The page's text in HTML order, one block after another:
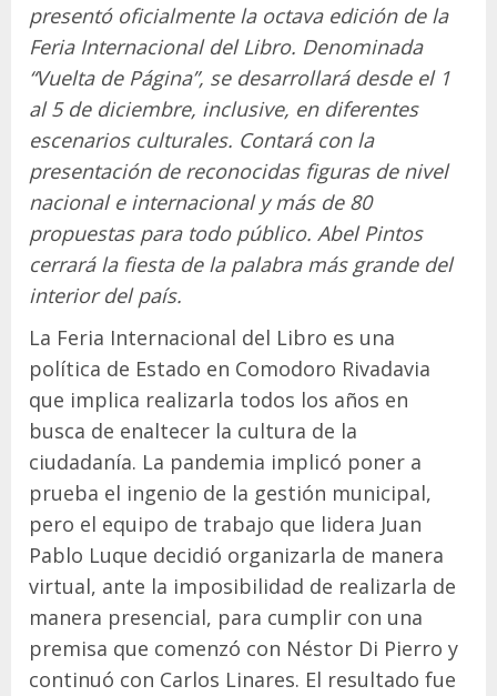
presentó oficialmente la octava edición de la
Feria Internacional del Libro. Denominada
“Vuelta de Página”, se desarrollará desde el 1
al 5 de diciembre, inclusive, en diferentes
escenarios culturales. Contará con la
presentación de reconocidas figuras de nivel
nacional e internacional y más de 80
propuestas para todo público. Abel Pintos
cerrará la fiesta de la palabra más grande del
interior del país.
La Feria Internacional del Libro es una
política de Estado en Comodoro Rivadavia
que implica realizarla todos los años en
busca de enaltecer la cultura de la
ciudadanía. La pandemia implicó poner a
prueba el ingenio de la gestión municipal,
pero el equipo de trabajo que lidera Juan
Pablo Luque decidió organizarla de manera
virtual, ante la imposibilidad de realizarla de
manera presencial, para cumplir con una
premisa que comenzó con Néstor Di Pierro y
continuó con Carlos Linares. El resultado fue